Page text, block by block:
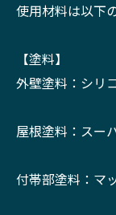
使用材料は以下
【塗料】
外壁塗料：シリ
屋根塗料：スー
付帯部塗料：マ